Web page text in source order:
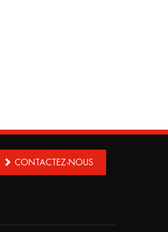
CONTACTEZ-NOUS